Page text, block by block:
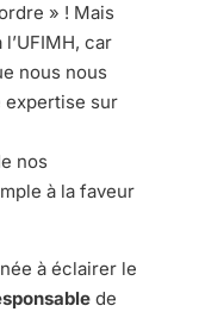
» ! Mais
car
nous nous
expertise sur
nos
à la faveur
à éclairer le
de